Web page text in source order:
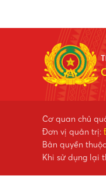
Cơ quan chủ
Đơn vị quản trị:
Bản quyền
Khi sử dụng lại